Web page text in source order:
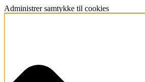
Administrer samtykke til cookies